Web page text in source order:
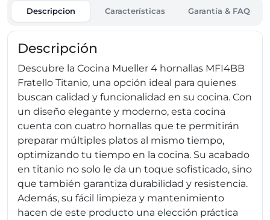
Descripcion Características Garantía & FAQ
Descripción
Descubre la Cocina Mueller 4 hornallas MFI4BB
Fratello Titanio, una opción ideal para quienes
buscan calidad y funcionalidad en su cocina. Con
un diseño elegante y moderno, esta cocina
cuenta con cuatro hornallas que te permitirán
preparar múltiples platos al mismo tiempo,
optimizando tu tiempo en la cocina. Su acabado
en titanio no solo le da un toque sofisticado, sino
que también garantiza durabilidad y resistencia.
Además, su fácil limpieza y mantenimiento
hacen de este producto una elección práctica